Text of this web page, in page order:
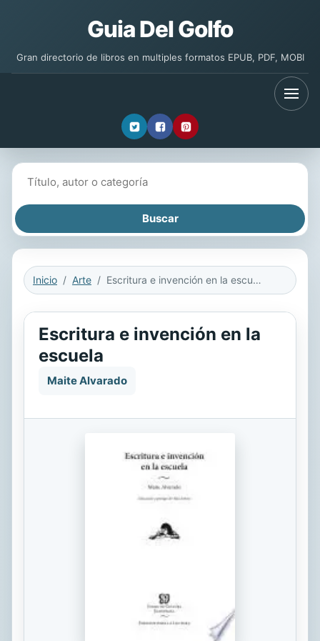
Guia Del Golfo
Gran directorio de libros en multiples formatos EPUB, PDF, MOBI
Inicio Arte Escritura e invención en la escuela
Escritura e invención en la
escuela
Maite Alvarado